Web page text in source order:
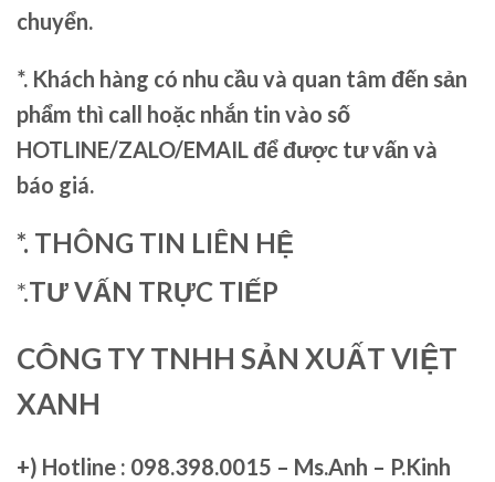
chuyển.
*. Khách hàng có nhu cầu và quan tâm đến sản
phẩm thì call hoặc nhắn tin vào số
HOTLINE/ZALO/EMAIL để được tư vấn và
báo giá.
*. THÔNG TIN LIÊN HỆ
*.TƯ VẤN TRỰC TIẾP
CÔNG TY TNHH SẢN XUẤT VIỆT
XANH
+) Hotline : 098.398.0015 – Ms.Anh – P.Kinh